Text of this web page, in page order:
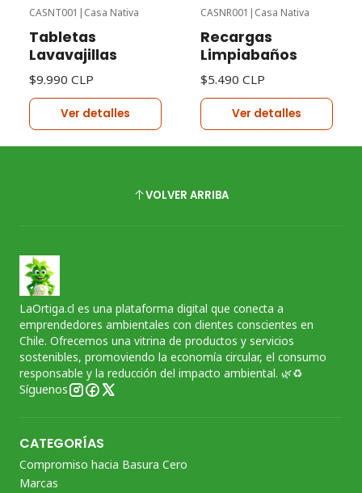
CASNT001 | Casa Nativa
Tabletas
Lavavajillas
$9.990 CLP
Ver detalles
CASNR001 | Casa Nativa
Recargas
Limpiabaños
$5.490 CLP
Ver detalles
VOLVER ARRIBA
LaOrtiga.cl es una plataforma digital que conecta a
emprendedores ambientales con clientes conscientes en
Chile. Ofrecemos una vitrina de productos y servicios
sostenibles, promoviendo la economía circular, el consumo
responsable y la reducción del impacto ambiental. 🌿♻️
Síguenos
CATEGORÍAS
Compromiso hacia Basura Cero
Marcas